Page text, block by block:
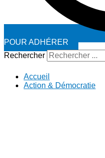
POUR ADHÉRER
Rechercher
Accueil
Action & Démocratie